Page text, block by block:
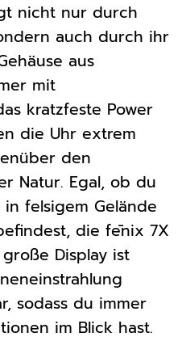
nicht nur durch
auch durch ihr
aus
mit
kratzfeste Power
die Uhr extrem
den
Natur. Egal, ob du
felsigem Gelände
die fēnix 7X
große Display ist
sodass du immer
im Blick hast.